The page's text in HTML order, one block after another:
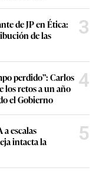
de JP en Ética:
de las
3
perdido”: Carlos
los retos a un año
el Gobierno
4
a escalas
intacta la
5